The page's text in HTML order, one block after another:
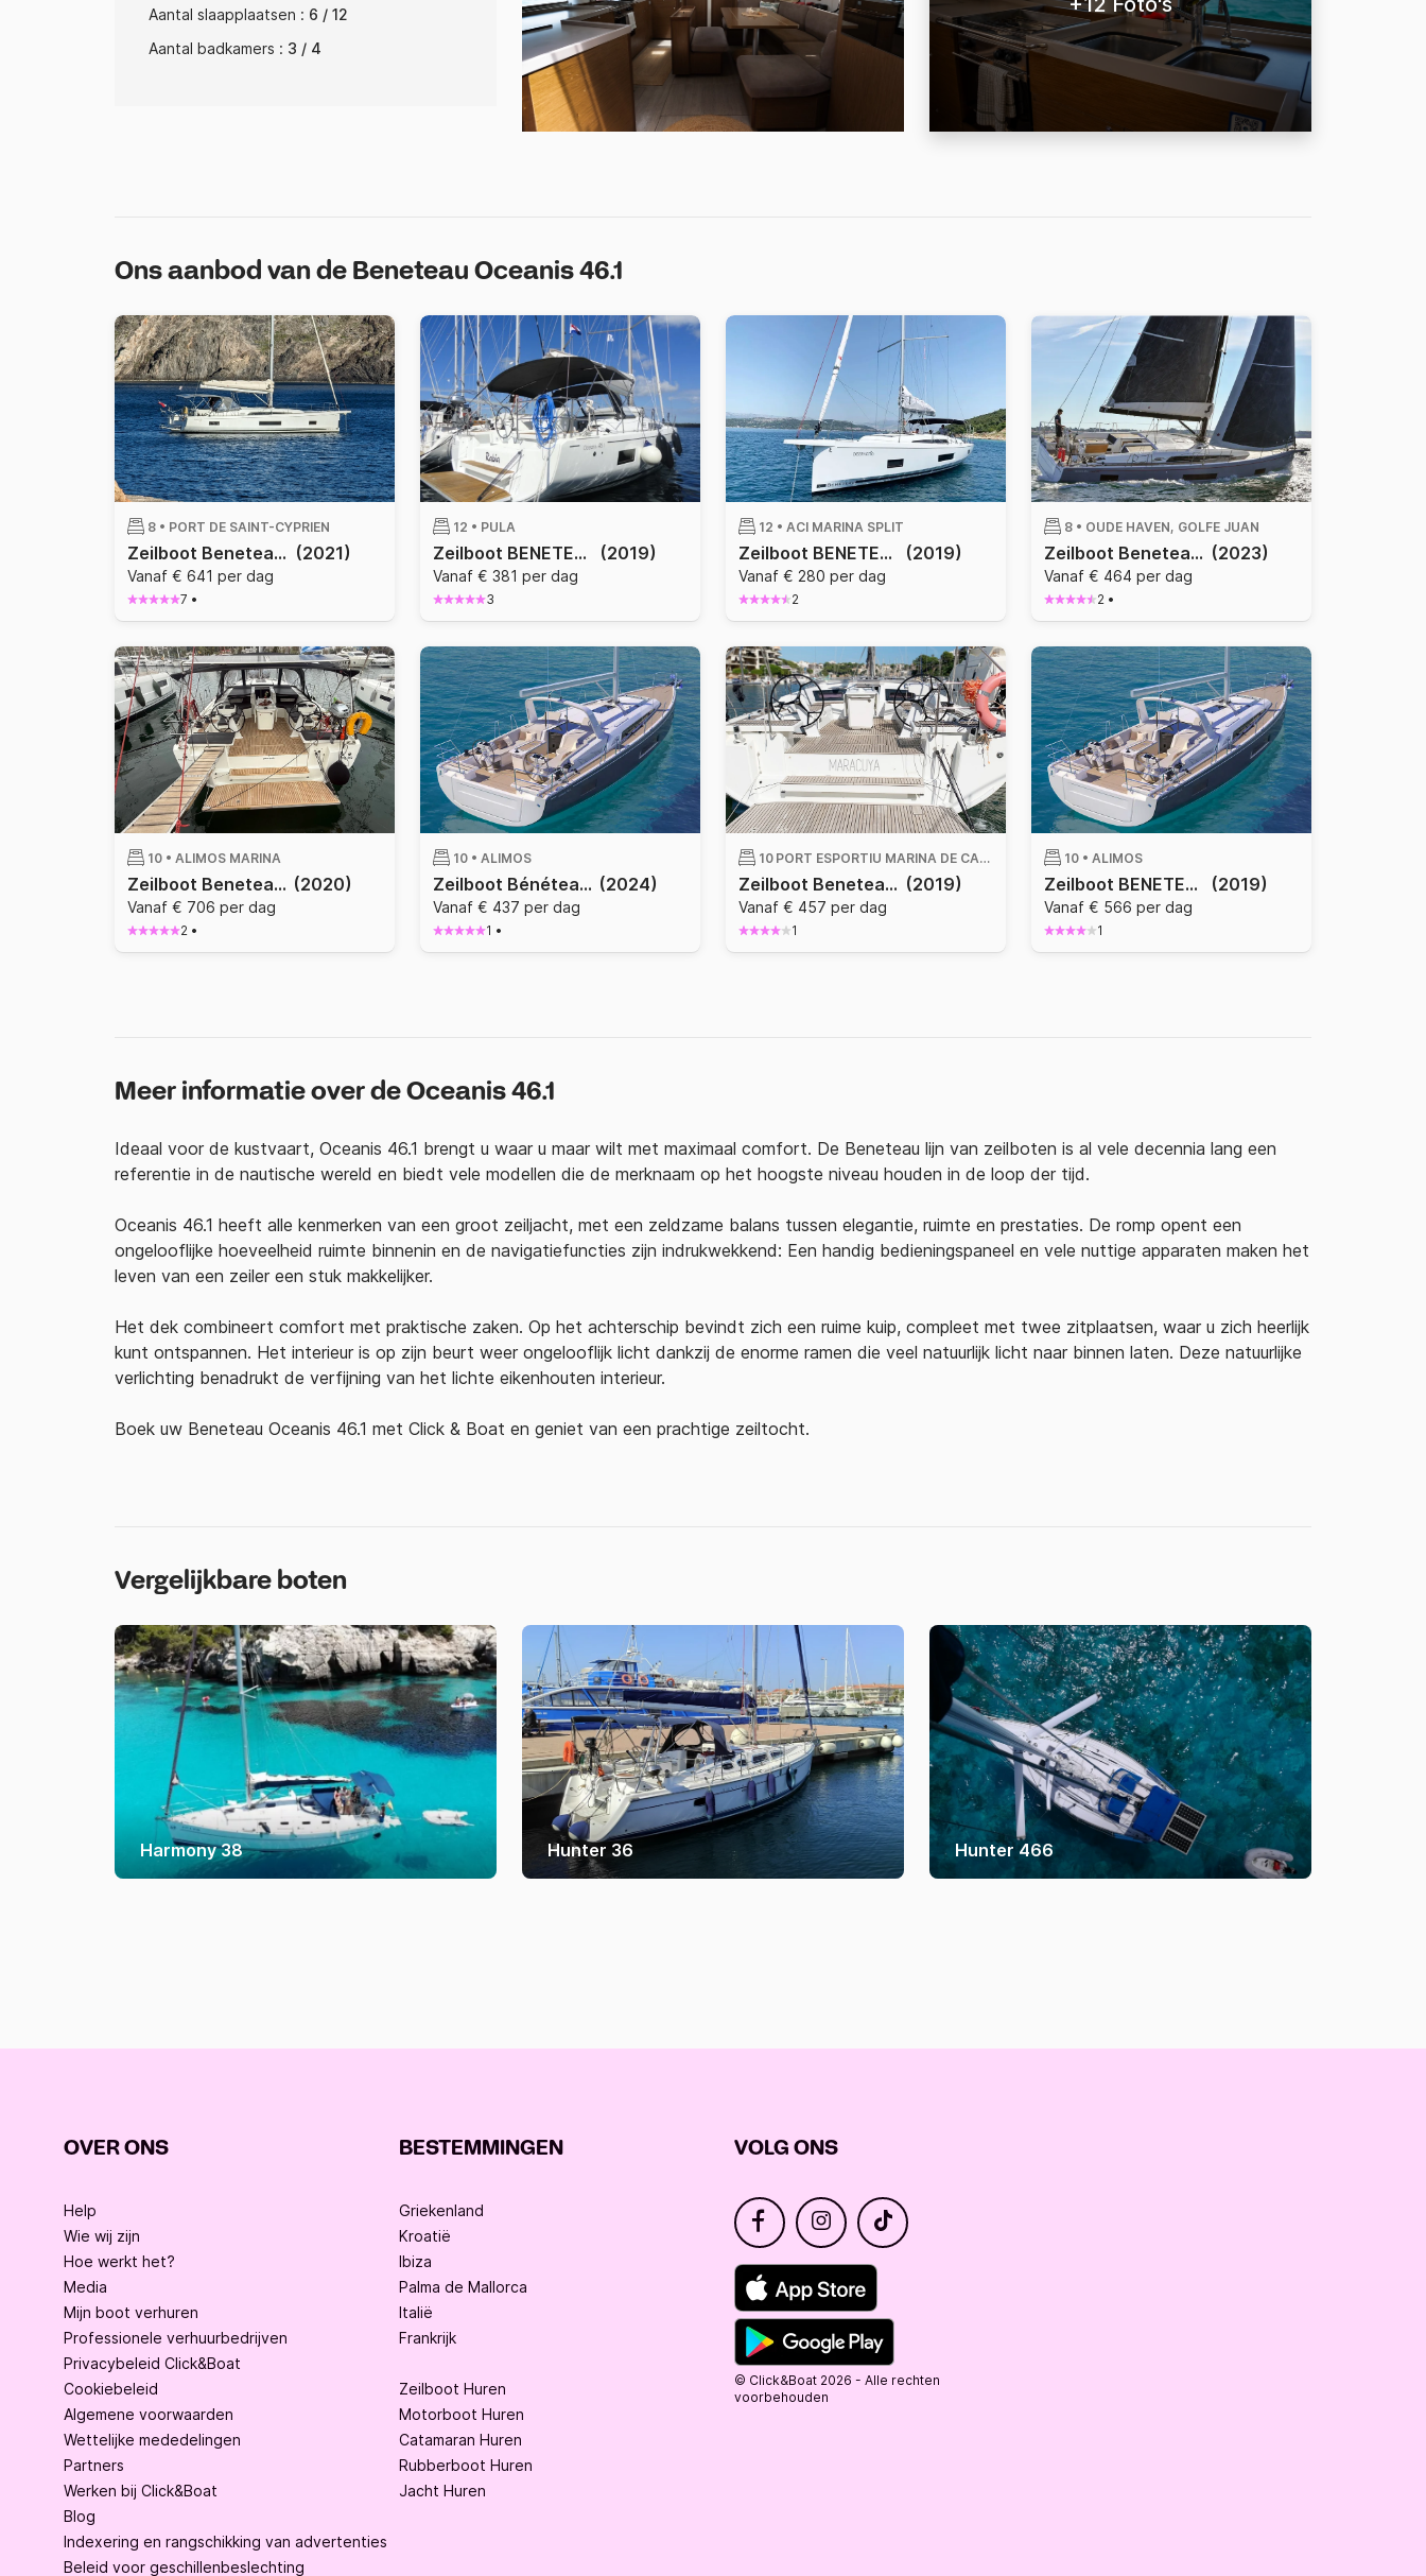
Aantal slaapplaatsen : 6 / 12
Aantal badkamers : 3 / 4
Ons aanbod van de Beneteau Oceanis 46.1
8 • PORT DE SAINT-CYPRIEN
Zeilboot Beneteau Oceanis 46.1 14m (2021)
Vanaf € 641 per dag
7 •
12 • PULA
Zeilboot BENETEAU 46.1 14.6m (2019)
Vanaf € 381 per dag
3
12 • ACI MARINA SPLIT
Zeilboot BENETEAU OCEANIS 46.1 14.6m (2019)
Vanaf € 280 per dag
2
8 • OUDE HAVEN, GOLFE JUAN
Zeilboot Beneteau Oceanis 46.1 14m (2023)
Vanaf € 464 per dag
2 •
10 • ALIMOS MARINA
Zeilboot Beneteau Oceanis 46.1 (with A/C & GENERATOR) 14.6m (2020)
Vanaf € 706 per dag
2 •
10 • ALIMOS
Zeilboot Bénéteau Oceanis 46.1 14m (2024)
Vanaf € 437 per dag
1 •
10 • PORT ESPORTIU MARINA DE CALA D'OR, MALLORCA
Zeilboot Beneteau Oceanis 46.1 13.65m (2019)
Vanaf € 457 per dag
1
10 • ALIMOS
Zeilboot BENETEAU OCEANIS 46.1 14.6m (2019)
Vanaf € 566 per dag
1
Meer informatie over de Oceanis 46.1
Ideaal voor de kustvaart, Oceanis 46.1 brengt u waar u maar wilt met maximaal comfort. De Beneteau lijn van zeilboten is al vele decennia lang een
referentie in de nautische wereld en biedt vele modellen die de merknaam op het hoogste niveau houden in de loop der tijd.
Oceanis 46.1 heeft alle kenmerken van een groot zeiljacht, met een zeldzame balans tussen elegantie, ruimte en prestaties. De romp opent een
ongelooflijke hoeveelheid ruimte binnenin en de navigatiefuncties zijn indrukwekkend: Een handig bedieningspaneel en vele nuttige apparaten maken het
leven van een zeiler een stuk makkelijker.
Het dek combineert comfort met praktische zaken. Op het achterschip bevindt zich een ruime kuip, compleet met twee zitplaatsen, waar u zich heerlijk
kunt ontspannen. Het interieur is op zijn beurt weer ongelooflijk licht dankzij de enorme ramen die veel natuurlijk licht naar binnen laten. Deze natuurlijke
verlichting benadrukt de verfijning van het lichte eikenhouten interieur.
Boek uw Beneteau Oceanis 46.1 met Click & Boat en geniet van een prachtige zeiltocht.
Vergelijkbare boten
Harmony 38 Hunter 36 Hunter 466
OVER ONS
Help
Wie wij zijn
Hoe werkt het?
Media
Mijn boot verhuren
Professionele verhuurbedrijven
Privacybeleid Click&Boat
Cookiebeleid
Algemene voorwaarden
Wettelijke mededelingen
Partners
Werken bij Click&Boat
Blog
Indexering en rangschikking van advertenties
Beleid voor geschillenbeslechting
BESTEMMINGEN
Griekenland
Kroatië
Ibiza
Palma de Mallorca
Italië
Frankrijk
Zeilboot Huren
Motorboot Huren
Catamaran Huren
Rubberboot Huren
Jacht Huren
VOLG ONS
© Click&Boat 2026 - Alle rechten
voorbehouden